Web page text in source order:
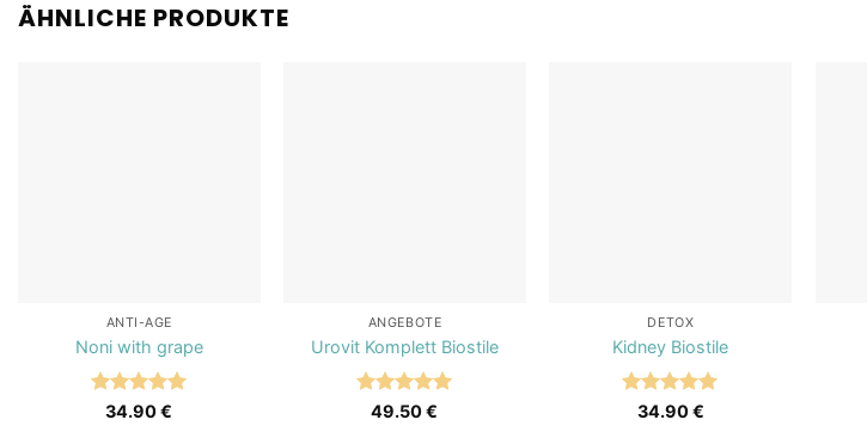
ÄHNLICHE PRODUKTE
ANTI-AGE
Noni with grape
Bewertet
34.90€
ANGEBOTE
Urovit Komplett Biostile
Bewertet
49.50€
DETOX
Kidney Biostile
Bewertet
34.90€